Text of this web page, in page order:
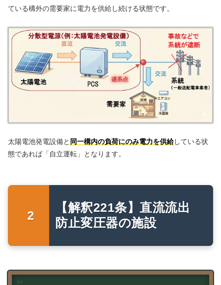
ている構外の需要家に電力を供給し続ける状態です。
太陽電池発電設備と 同一構内の負荷にのみ電力を供給している状
態であれば「自立運転」となります。
【解釈221条】直流流出
防止変圧器の施設